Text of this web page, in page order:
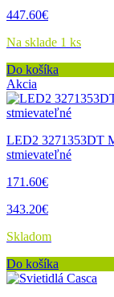
447.60€
Na sklade 1 ks
Do košíka
Akcia
LED2 3271353DT
stmievateľné
171.60€
343.20€
Skladom
Do košíka